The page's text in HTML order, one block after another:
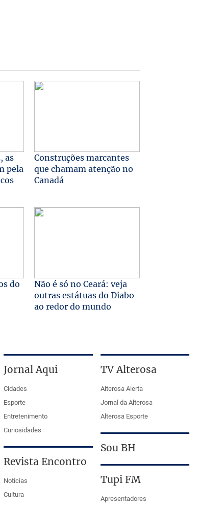
as
pela
Construções marcantes
que chamam atenção no
Canadá
do
Não é só no Ceará: veja
outras estátuas do Diabo
ao redor do mundo
Jornal Aqui
Cidades
Esporte
Entretenimento
Curiosidades
Revista Encontro
Notícias
Cultura
TV Alterosa
Alterosa Alerta
Jornal da Alterosa
Alterosa Esporte
Sou BH
Tupi FM
Apresentadores